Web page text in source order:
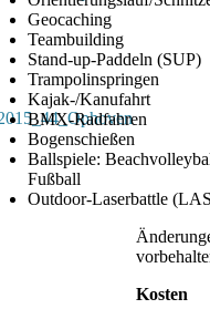
Geocaching
Teambuilding
Stand-up-Paddeln (SUP)
Trampolinspringen
Kajak-/Kanufahrt
BMX-Radfahren
Bogenschießen
Ballspiele:
Fußball
Outdoor-Laserbattle
Kosten